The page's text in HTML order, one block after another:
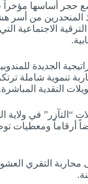
حجر أساسها مؤخراً
من أسر
الاجتماعية
الجديدة للمندوبية
تقوم على مقاربة تنموية
النقدية المباشرة.
في ولاية
أرقاماً ومعطيات
التقري